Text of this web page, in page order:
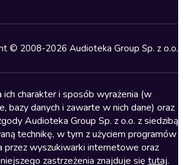
© 2008-2026 Audioteka Group Sp. z o.o.
charakter i sposób wyrażenia (w
bazy danych i zawarte w nich dane) oraz
Audioteka Group Sp. z o.o. z siedzibą
technikę, w tym z użyciem programów
przez wyszukiwarki internetowe oraz
zastrzeżenia znajduje się tutaj.